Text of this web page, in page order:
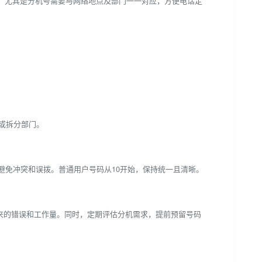
分部门。
冲突和误拨。普通用户号码从10开始，保持统一且清晰。
错误和工作量。同时，定期评估分机需求，提前预留号码